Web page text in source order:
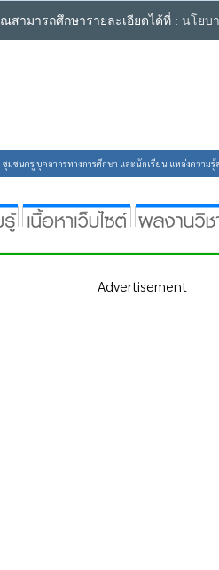
ามารถศึกษารายละเอียดได้ที่ : นโยบ
ชุมชนครู บุคลากรทางการศึกษา และนักเรียน แหล่งความ
Advertisement